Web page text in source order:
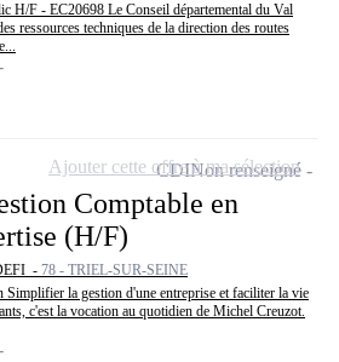
H/F - EC20698 Le Conseil départemental du Val
ressources techniques de la direction des routes
Comptable en
(H/F)
- 78 - TRIEL-SUR-SEINE
la gestion d'une entreprise et faciliter la vie
c'est la vocation au quotidien de Michel Creuzot.
CDINon renseigné
Ajouter cette offre à ma sélection